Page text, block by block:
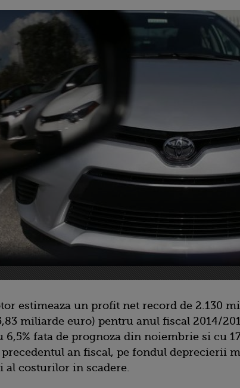
estimeaza un profit net record de 2.130
miliarde euro) pentru anul fiscal 2014/
6,5% fata de prognoza din noiembrie si cu
an fiscal, pe fondul deprecierii
al costurilor in scadere.